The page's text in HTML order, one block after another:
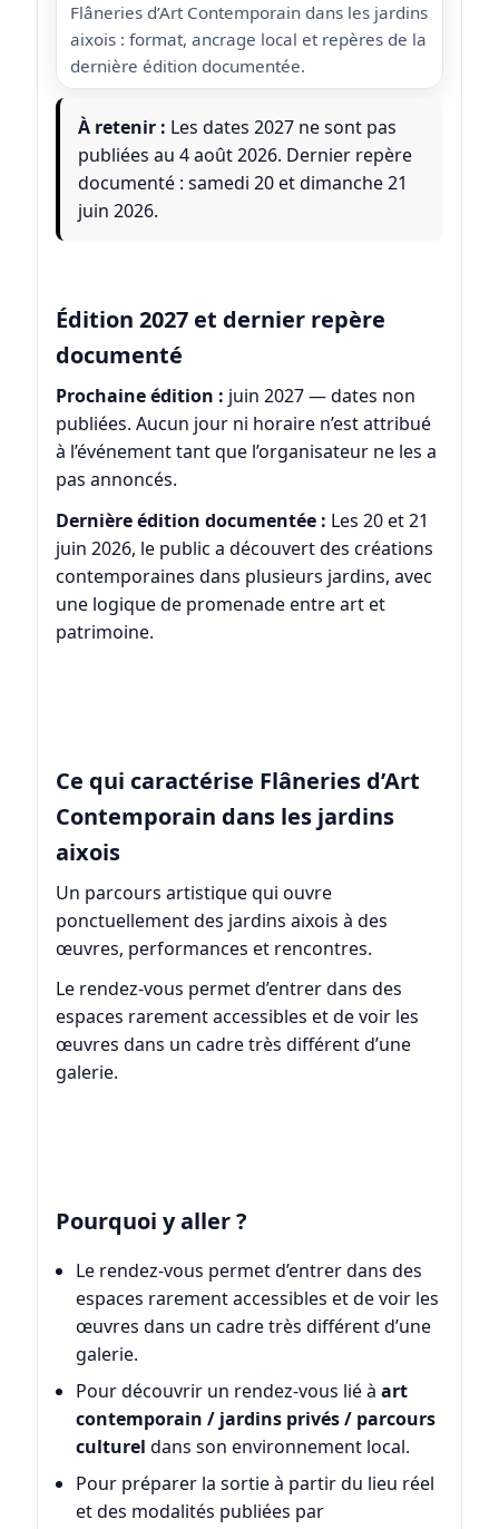
Flâneries d’Art Contemporain dans les jardins
aixois : format, ancrage local et repères de la
dernière édition documentée.
À retenir : Les dates 2027 ne sont pas
publiées au 4 août 2026. Dernier repère
documenté : samedi 20 et dimanche 21
juin 2026.
Édition 2027 et dernier repère
documenté
Prochaine édition : juin 2027 — dates non
publiées. Aucun jour ni horaire n’est attribué
à l’événement tant que l’organisateur ne les a
pas annoncés.
Dernière édition documentée : Les 20 et 21
juin 2026, le public a découvert des créations
contemporaines dans plusieurs jardins, avec
une logique de promenade entre art et
patrimoine.
Ce qui caractérise Flâneries d’Art
Contemporain dans les jardins
aixois
Un parcours artistique qui ouvre
ponctuellement des jardins aixois à des
œuvres, performances et rencontres.
Le rendez-vous permet d’entrer dans des
espaces rarement accessibles et de voir les
œuvres dans un cadre très différent d’une
galerie.
Pourquoi y aller ?
Le rendez-vous permet d’entrer dans des
espaces rarement accessibles et de voir les
œuvres dans un cadre très différent d’une
galerie.
Pour découvrir un rendez-vous lié à art
contemporain / jardins privés / parcours
culturel dans son environnement local.
Pour préparer la sortie à partir du lieu réel
et des modalités publiées par